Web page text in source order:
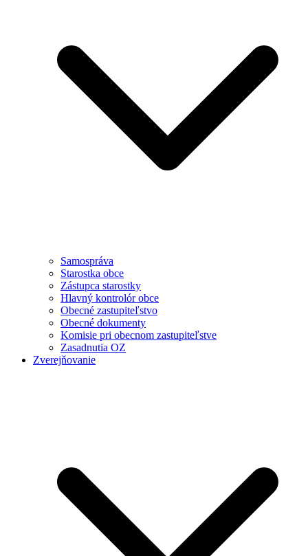
Samospráva
Starostka obce
Zástupca starostky
Hlavný kontrolór obce
Obecné zastupiteľstvo
Obecné dokumenty
Komisie pri obecnom zastupiteľstve
Zasadnutia OZ
Zverejňovanie